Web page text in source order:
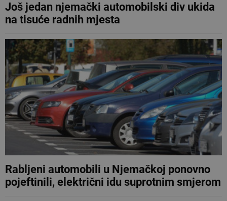
Još jedan njemački automobilski div ukida
na tisuće radnih mjesta
Rabljeni automobili u Njemačkoj ponovno
pojeftinili, električni idu suprotnim smjerom